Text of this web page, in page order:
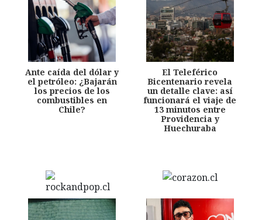
Ante caída del dólar y
el petróleo: ¿Bajarán
los precios de los
combustibles en
Chile?
El Teleférico
Bicentenario revela
un detalle clave: así
funcionará el viaje de
13 minutos entre
Providencia y
Huechuraba